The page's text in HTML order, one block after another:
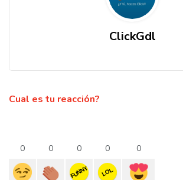
ClickGdl
Cual es tu reacción?
0 0 0
FUNNY
0
LOL
0